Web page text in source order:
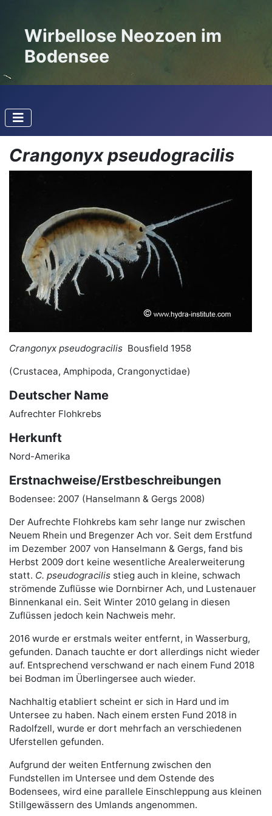
Wirbellose Neozoen im
Bodensee
Crangonyx pseudogracilis
Crangonyx pseudogracilis Bousfield 1958
(Crustacea, Amphipoda, Crangonyctidae)
Deutscher Name
Aufrechter Flohkrebs
Herkunft
Nord-Amerika
Erstnachweise/Erstbeschreibungen
Bodensee: 2007 (Hanselmann & Gergs 2008)
Der Aufrechte Flohkrebs kam sehr lange nur zwischen
Neuem Rhein und Bregenzer Ach vor. Seit dem Erstfund
im Dezember 2007 von Hanselmann & Gergs, fand bis
Herbst 2009 dort keine wesentliche Arealerweiterung
statt. C. pseudogracilis stieg auch in kleine, schwach
strömende Zuflüsse wie Dornbirner Ach, und Lustenauer
Binnenkanal ein. Seit Winter 2010 gelang in diesen
Zuflüssen jedoch kein Nachweis mehr.
2016 wurde er erstmals weiter entfernt, in Wasserburg,
gefunden. Danach tauchte er dort allerdings nicht wieder
auf. Entsprechend verschwand er nach einem Fund 2018
bei Bodman im Überlingersee auch wieder.
Nachhaltig etabliert scheint er sich in Hard und im
Untersee zu haben. Nach einem ersten Fund 2018 in
Radolfzell, wurde er dort mehrfach an verschiedenen
Uferstellen gefunden.
Aufgrund der weiten Entfernung zwischen den
Fundstellen im Untersee und dem Ostende des
Bodensees, wird eine parallele Einschleppung aus kleinen
Stillgewässern des Umlands angenommen.